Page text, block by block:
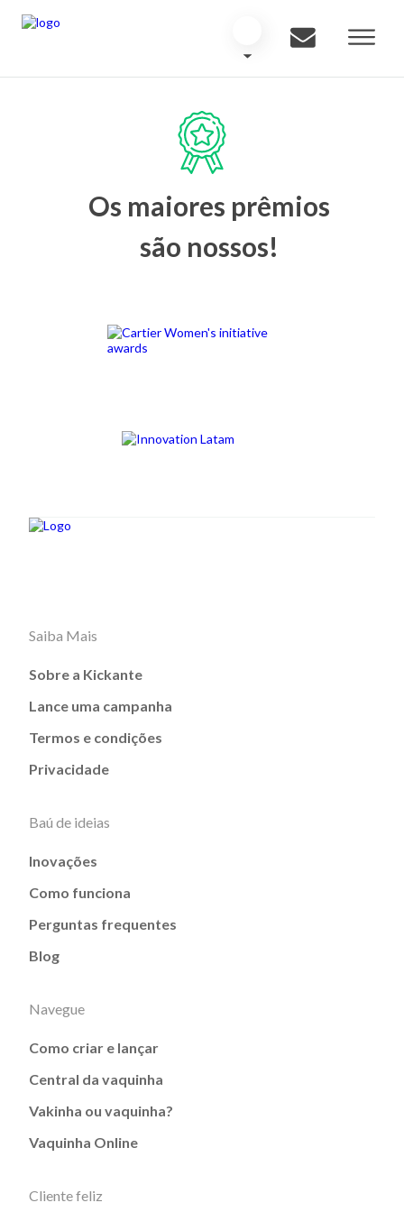
Os maiores prêmios
são nossos!
Saiba Mais
Sobre a Kickante
Lance uma campanha
Termos e condições
Privacidade
Baú de ideias
Inovações
Como funciona
Perguntas frequentes
Blog
Navegue
Como criar e lançar
Central da vaquinha
Vakinha ou vaquinha?
Vaquinha Online
Cliente feliz